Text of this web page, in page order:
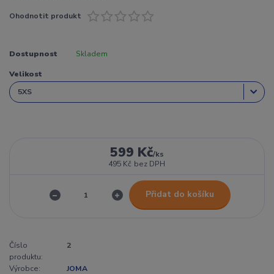
Ohodnotit produkt
Dostupnost Skladem
Velikost
599 Kč/ks
495 Kč bez DPH
Přidat do košíku
Číslo
produktu:
2
Výrobce:
JOMA